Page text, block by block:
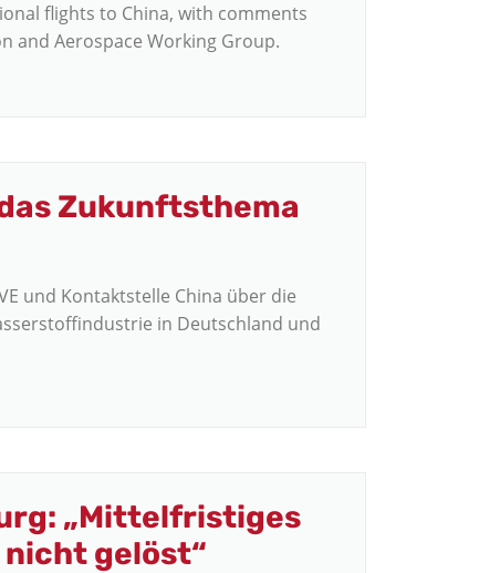
flights to China, with comments
and Aerospace Working Group.
Zukunftsthema
und Kontaktstelle China über die
in Deutschland und
„Mittelfristiges
gelöst“